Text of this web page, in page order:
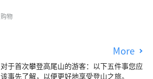
购物
More
对于首次攀登高尾山的游客：以下五件事您应
该事先了解，以便更好地享受登山之旅。